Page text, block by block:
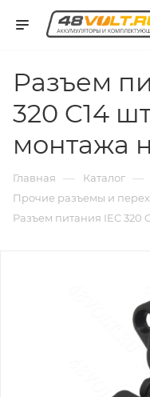
Разъем
320 C14
монтажа
Главная — Каталог —
Прочие разъемы и
Разъем питания IEC 320